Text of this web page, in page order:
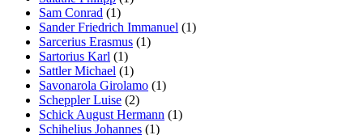
Sam Conrad (1)
Sander Friedrich Immanuel (1)
Sarcerius Erasmus (1)
Sartorius Karl (1)
Sattler Michael (1)
Savonarola Girolamo (1)
Scheppler Luise (2)
Schick August Hermann (1)
Schihelius Johannes (1)